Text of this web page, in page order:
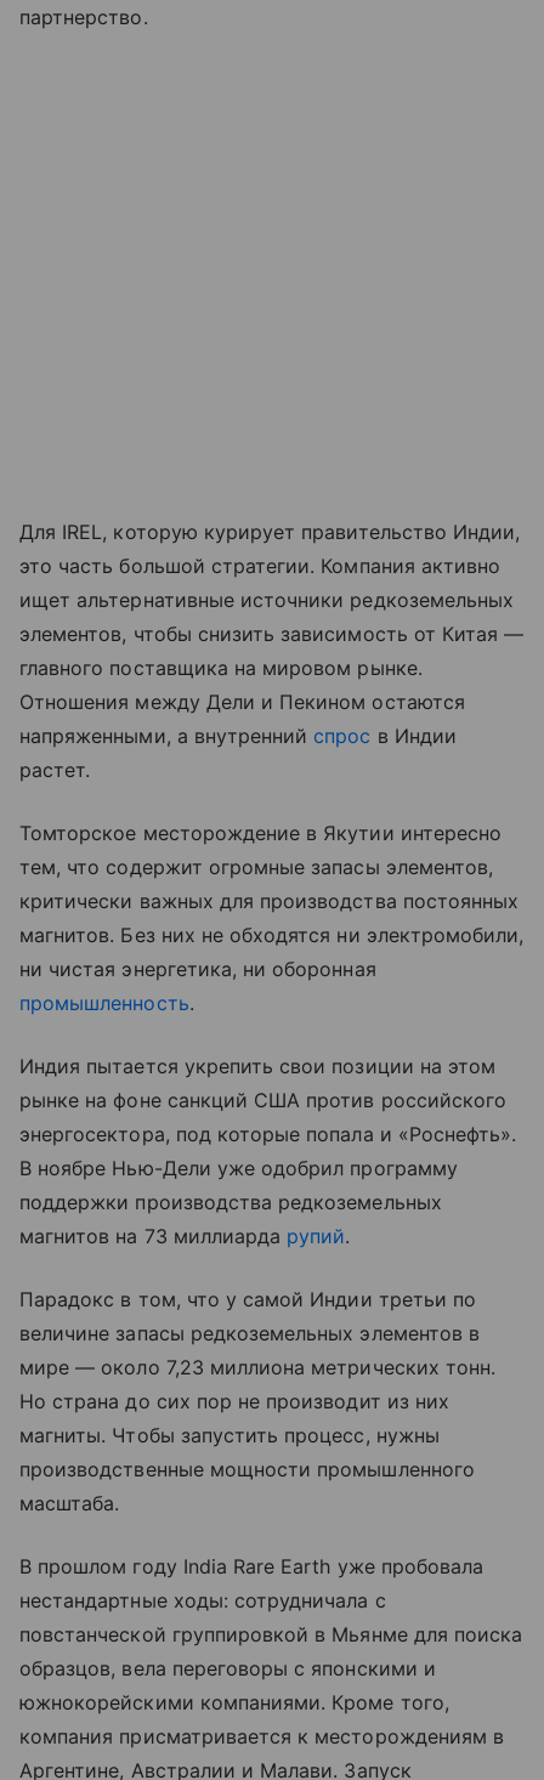
партнерство.
Для IREL, которую курирует правительство Индии,
это часть большой стратегии. Компания активно
ищет альтернативные источники редкоземельных
элементов, чтобы снизить зависимость от Китая —
главного поставщика на мировом рынке.
Отношения между Дели и Пекином остаются
напряженными, а внутренний спрос в Индии
растет.
Томторское месторождение в Якутии интересно
тем, что содержит огромные запасы элементов,
критически важных для производства постоянных
магнитов. Без них не обходятся ни электромобили,
ни чистая энергетика, ни оборонная
промышленность.
Индия пытается укрепить свои позиции на этом
рынке на фоне санкций США против российского
энергосектора, под которые попала и «Роснефть».
В ноябре Нью-Дели уже одобрил программу
поддержки производства редкоземельных
магнитов на 73 миллиарда рупий.
Парадокс в том, что у самой Индии третьи по
величине запасы редкоземельных элементов в
мире — около 7,23 миллиона метрических тонн.
Но страна до сих пор не производит из них
магниты. Чтобы запустить процесс, нужны
производственные мощности промышленного
масштаба.
В прошлом году India Rare Earth уже пробовала
нестандартные ходы: сотрудничала с
повстанческой группировкой в Мьянме для поиска
образцов, вела переговоры с японскими и
южнокорейскими компаниями. Кроме того,
компания присматривается к месторождениям в
Аргентине, Австралии и Малави. Запуск